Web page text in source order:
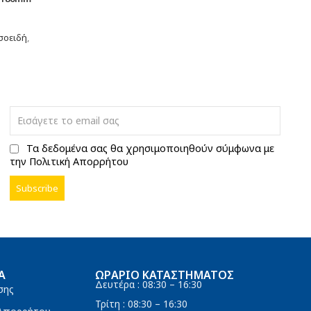
,
Τα δεδομένα σας θα χρησιμοποιηθούν σύμφωνα με
την Πολιτική Απορρήτου
ΩΡΆΡΙΟ ΚΑΤΑΣΤΉΜΑΤΟΣ
Δευτέρα : 08:30 – 16:30
Τρίτη : 08:30 – 16:30